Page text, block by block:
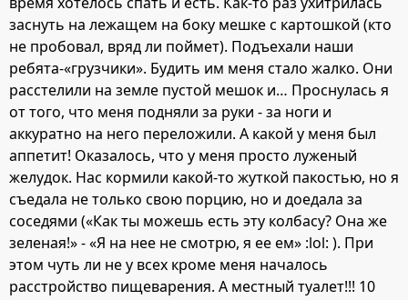
заснуть на лежащем на боку мешке с картошкой (кто
не пробовал, вряд ли поймет). Подъехали наши
ребята-«грузчики». Будить им меня стало жалко. Они
расстелили на земле пустой мешок и… Проснулась я
от того, что меня подняли за руки - за ноги и
аккуратно на него переложили. А какой у меня был
аппетит! Оказалось, что у меня просто луженый
желудок. Нас кормили какой-то жуткой пакостью, но я
съедала не только свою порцию, но и доедала за
соседями («Как ты можешь есть эту колбасу? Она же
зеленая!» - «Я на нее не смотрю, я ее ем» :lol: ). При
этом чуть ли не у всех кроме меня началось
расстройство пищеварения. А местный туалет!!! 10